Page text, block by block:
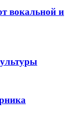
вокальной и